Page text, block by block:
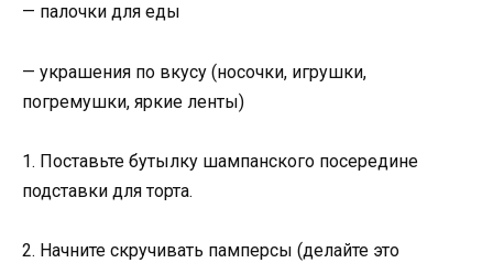
— палочки для еды
— украшения по вкусу (носочки, игрушки,
погремушки, яркие ленты)
1. Поставьте бутылку шампанского посередине
подставки для торта.
2. Начните скручивать памперсы (делайте это